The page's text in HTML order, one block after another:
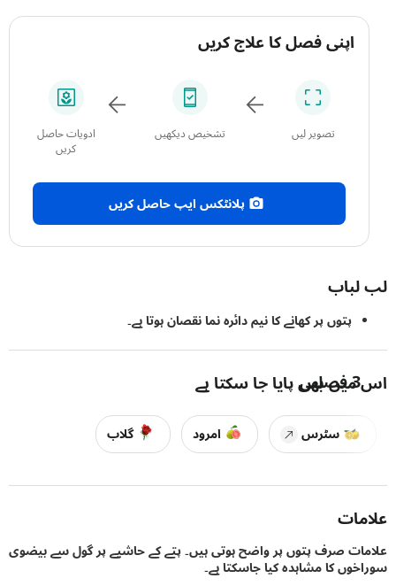
اپنی فصل کا علاج کریں
تصویر لیں تشخیص دیکھیں
ادویات حاصل
پلانٹکس ایپ حاصل کریں
پتوں پر کھانے کا نیم دائرہ نما نقصان ہوتا ہے۔
بھی پایا جا سکتا ہے
فصلیں
سٹرس امرود گلاب
صرف پتوں پر واضح ہوتی ہیں۔ پتے کے حاشیے پر گول سے بیضوی
کا مشاہدہ کیا جاسکتا ہے۔